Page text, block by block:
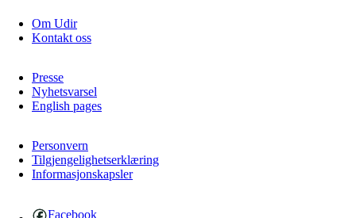
Om Udir
Kontakt oss
Presse
Nyhetsvarsel
English pages
Personvern
Tilgjengelighetserklæring
Informasjonskapsler
Facebook